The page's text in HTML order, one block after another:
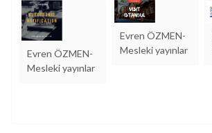
Evren ÖZMEN-
Mesleki yayınlar
Evren ÖZMEN-
Mesleki yayınlar